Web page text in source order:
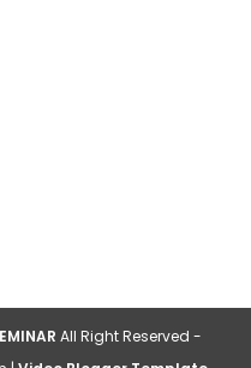
All Right Reserved -